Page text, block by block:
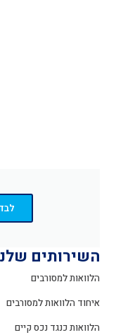
השירותים
הלוואות למסורבים
איחוד הלוואות למסורבים
הלוואות כנגד נכס קיים